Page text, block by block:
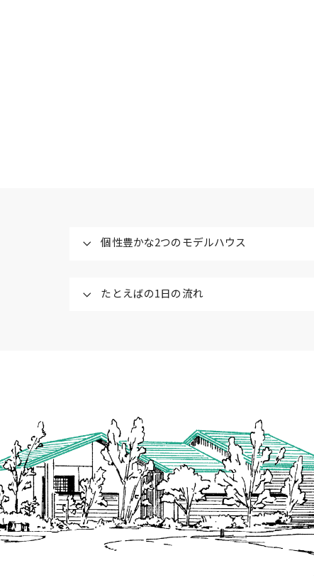
個性豊かな2つのモデルハウス
たとえばの1⽇の流れ